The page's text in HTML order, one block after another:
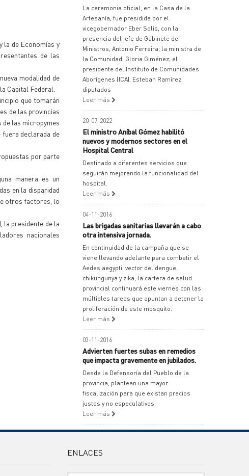
la de Economías y
de las
modalidad de
Capital Federal.
que tomarán
de las provincias
las micropymes
fuera declarada de
por parte
manera es un
en la disparidad
otros factores, lo
la presidente de la
nacionales
La ceremonia oficial, en la Casa de la
Artesanía, fue presidida por el
vicegobernador Eber Solís, con la
presencia del jefe de Gabinete de
Ministros, Antonio Ferreira; la ministra de
la Comunidad, Gloria Giménez; el
presidente del Instituto de Comunidades
Aborígenes (ICA), Esteban Ramírez;
diputados
Leer más
20-07-2022
El ministro Aníbal Gómez habilitó
nuevos y modernos sectores en el
Hospital Central
Destinado a diferentes servicios que
seguirán mejorando la funcionalidad del
hospital.
Leer más
04-11-2016
Las brigadas sanitarias llevarán a cabo
otra intensiva jornada.
En continuidad de la campaña que se
viene llevando adelante para combatir el
Aedes aegypti, vector del dengue,
chikungunya y zika, la cartera de salud
provincial continuará este viernes con las
múltiples tareas que apuntan a detener la
proliferación de este mosquito.
Leer más
03-11-2016
Advierten fuertes subas en remedios
que impacta gravemente en jubilados.
Desde la Defensoría del Pueblo de la
provincia, plantean una mayor
fiscalización para que existan precios
justos y no especulativos.
Leer más
ENLACES